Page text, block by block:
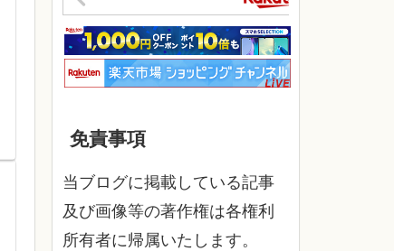
免責事項
当ブログに掲載している記事
及び画像等の著作権は各権利
所有者に帰属いたします。